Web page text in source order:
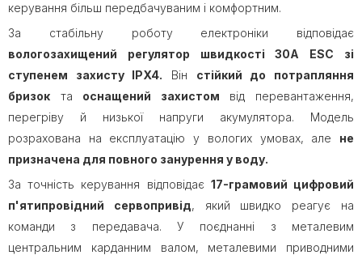
керування більш передбачуваним і комфортним.
За стабільну роботу електроніки відповідає
вологозахищений регулятор швидкості 30A ESC зі
ступенем захисту IPX4. Він стійкий до потрапляння
бризок та оснащений захистом від перевантаження,
перегріву й низької напруги акумулятора. Модель
розрахована на експлуатацію у вологих умовах, але не
призначена для повного занурення у воду.
За точність керування відповідає 17-грамовий цифровий
п'ятипровідний сервопривід, який швидко реагує на
команди з передавача. У поєднанні з металевим
центральним карданним валом, металевими приводними